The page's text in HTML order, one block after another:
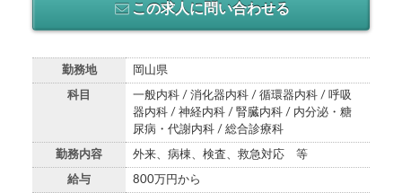
この求人に問い合わせる
勤務地 岡山県
科目
一般内科 / 消化器内科 / 循環器内科 / 呼吸
器内科 / 神経内科 / 腎臓内科 / 内分泌・糖
尿病・代謝内科 / 総合診療科
勤務内容 外来、病棟、検査、救急対応 等
給与 800万円から